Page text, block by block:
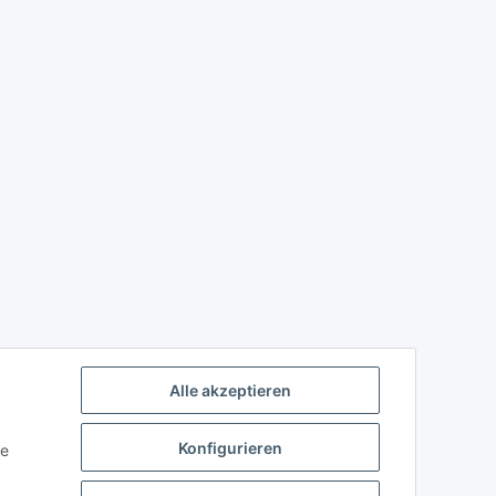
Alle akzeptieren
Konfigurieren